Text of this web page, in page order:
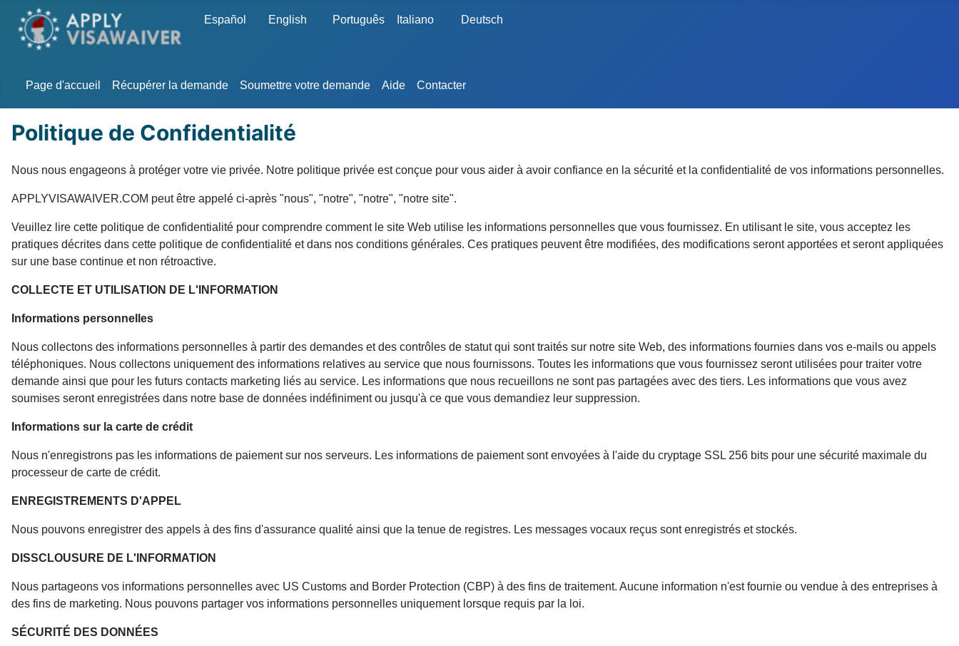
Sélectionnez votre langue
Español English Português Italiano Deutsch
Page d'accueil Récupérer la demande Soumettre votre demande Aide Contacter
Politique de Confidentialité
Nous nous engageons à protéger votre vie privée. Notre politique privée est conçue pour vous aider à avoir confiance en la sécurité et la confidentialité de vos informations personnelles.
APPLYVISAWAIVER.COM peut être appelé ci-après "nous", "notre", "notre", "notre site".
Veuillez lire cette politique de confidentialité pour comprendre comment le site Web utilise les informations personnelles que vous fournissez. En utilisant le site, vous acceptez les
pratiques décrites dans cette politique de confidentialité et dans nos conditions générales. Ces pratiques peuvent être modifiées, des modifications seront apportées et seront appliquées
sur une base continue et non rétroactive.
COLLECTE ET UTILISATION DE L'INFORMATION
Informations personnelles
Nous collectons des informations personnelles à partir des demandes et des contrôles de statut qui sont traités sur notre site Web, des informations fournies dans vos e-mails ou appels
téléphoniques. Nous collectons uniquement des informations relatives au service que nous fournissons. Toutes les informations que vous fournissez seront utilisées pour traiter votre
demande ainsi que pour les futurs contacts marketing liés au service. Les informations que nous recueillons ne sont pas partagées avec des tiers. Les informations que vous avez
soumises seront enregistrées dans notre base de données indéfiniment ou jusqu'à ce que vous demandiez leur suppression.
Informations sur la carte de crédit
Nous n'enregistrons pas les informations de paiement sur nos serveurs. Les informations de paiement sont envoyées à l'aide du cryptage SSL 256 bits pour une sécurité maximale du
processeur de carte de crédit.
ENREGISTREMENTS D'APPEL
Nous pouvons enregistrer des appels à des fins d'assurance qualité ainsi que la tenue de registres. Les messages vocaux reçus sont enregistrés et stockés.
DISSCLOUSURE DE L'INFORMATION
Nous partageons vos informations personnelles avec US Customs and Border Protection (CBP) à des fins de traitement. Aucune information n'est fournie ou vendue à des entreprises à
des fins de marketing. Nous pouvons partager vos informations personnelles uniquement lorsque requis par la loi.
SÉCURITÉ DES DONNÉES